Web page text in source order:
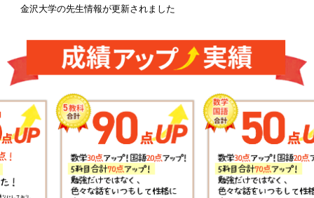
金沢大学の先生情報が更新されました